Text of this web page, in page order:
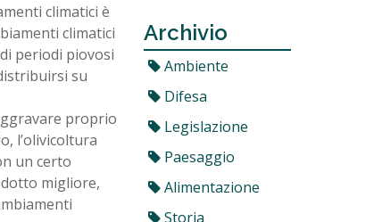
climatici è
climatici
periodi piovosi
su
proprio
l’olivicoltura
un certo
migliore,
Archivio
Ambiente
Difesa
Legislazione
Paesaggio
Alimentazione
Storia